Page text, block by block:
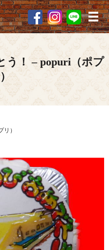
メ
！ – popuri（ポプ
）